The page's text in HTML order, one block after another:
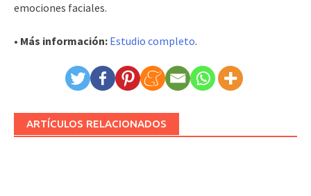
emociones faciales.
• Más información: Estudio completo.
ARTÍCULOS RELACIONADOS